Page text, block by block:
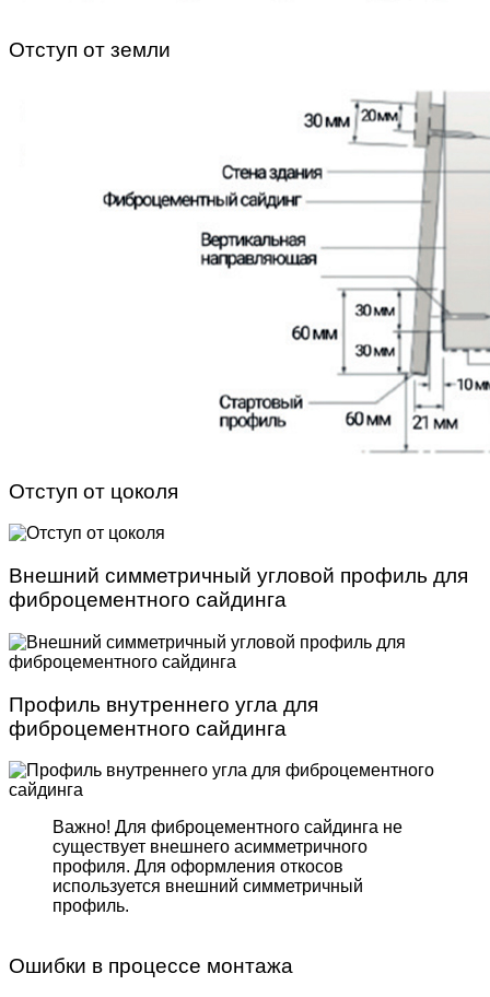
Отступ от земли
Отступ от цоколя
Внешний симметричный угловой профиль для
фиброцементного сайдинга
Профиль внутреннего угла для
фиброцементного сайдинга
Важно! Для фиброцемент­ного сайдинга не
существует внешнего асимметрич­ного
профиля. Для оформле­ния откосов
используется внешний симметричный
профиль.
Ошибки в процессе монтажа